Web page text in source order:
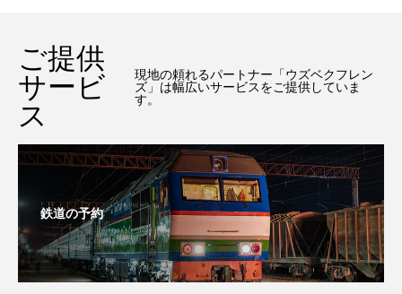
ご提供
サービ
ス
現地の頼れるパートナー「ウズベクフレン
ズ」は幅広いサービスをご提供していま
す。
鉄道の予約